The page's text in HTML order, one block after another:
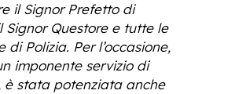
il Signor Prefetto di
Signor Questore e tutte le
di Polizia. Per l’occasione,
imponente servizio di
è stata potenziata anche